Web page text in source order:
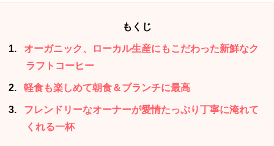
もくじ
1
オーガニック、ローカル生産にもこだわった新鮮なク
ラフトコーヒー
2 軽食も楽しめて朝食＆ブランチに最高
3
フレンドリーなオーナーが愛情たっぷり丁寧に淹れて
くれる一杯